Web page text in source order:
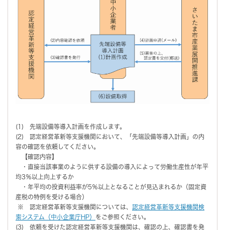
(1) 先端設備等導入計画を作成します。
(2) 認定経営革新等支援機関において、「先端設備等導入計画」の内
容の確認を依頼してください。
【確認内容】
・直接当該事業のように供する設備の導入によって労働生産性が年平
均3％以上向上するか
・年平均の投資利益率が5％以上となることが見込まれるか（固定資
産税の特例を受ける場合）
※ 認定経営革新等支援機関については、 認定経営革新等支援機関検
索システム（中小企業庁HP） をご参照ください。
(3) 依頼を受けた認定経営革新等支援機関は、確認の上、確認書を発